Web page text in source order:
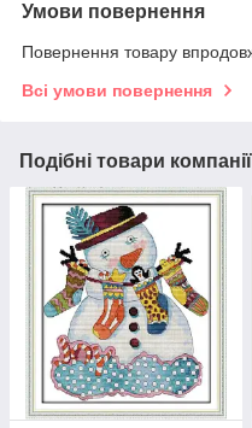
Умови повернення
Повернення товару
Всі умови повернення
Подібні товари компанії